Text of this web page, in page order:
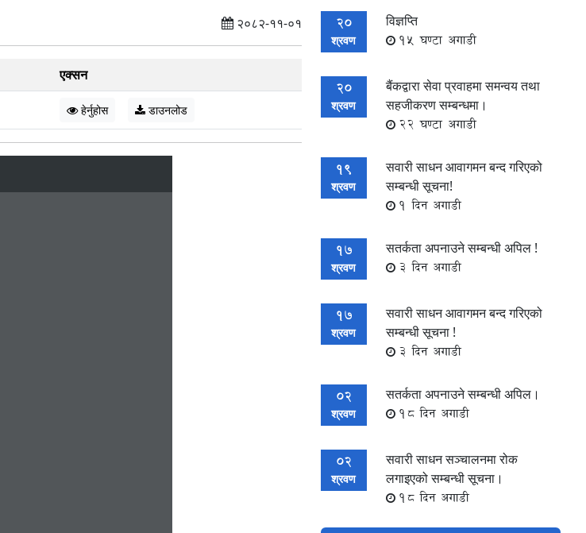
२०८२-११-०१
एक्सन
हेर्नुहोस डाउनलोड
20
श्रवण
विज्ञप्ति
15 घण्टा अगाडी
20
श्रवण
बैंकद्वारा सेवा प्रवाहमा समन्वय तथा
सहजीकरण सम्बन्धमा।
22 घण्टा अगाडी
19
श्रवण
सवारी साधन आवागमन बन्द गरिएको
सम्बन्धी सूचना!
1 दिन अगाडी
17
श्रवण
सतर्कता अपनाउने सम्बन्धी अपिल !
3 दिन अगाडी
17
श्रवण
सवारी साधन आवागमन बन्द गरिएको
सम्बन्धी सूचना !
3 दिन अगाडी
02
श्रवण
सतर्कता अपनाउने सम्बन्धी अपिल।
18 दिन अगाडी
02
श्रवण
सवारी साधन सञ्चालनमा रोक
लगाइएको सम्बन्धी सूचना।
18 दिन अगाडी